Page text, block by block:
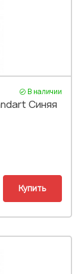
В наличии
Синяя
Купить
на обработку
на обработку
на обработку